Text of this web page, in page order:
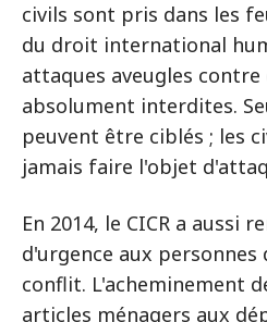
civils sont pris dans les
du droit international
attaques aveugles contre
absolument interdites.
peuvent être ciblés ; les
jamais faire l'objet
En 2014, le CICR a aussi
d'urgence aux personnes
conflit. L'acheminement
articles ménagers aux